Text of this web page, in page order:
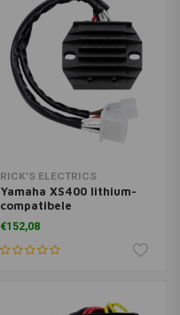
RICK'S ELECTRICS
Yamaha XS400 lithium-
compatibele
gelijkrichterregelaar
€152,08